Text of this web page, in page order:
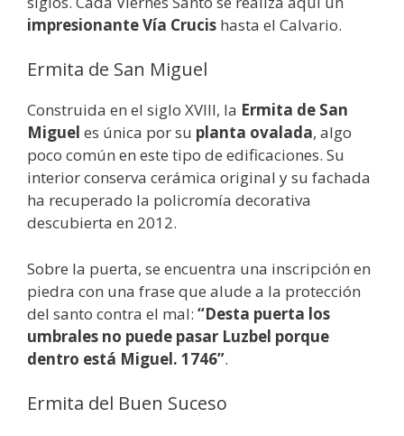
impresionante Vía Crucis hasta el Calvario.
Ermita de San Miguel
Construida en el siglo XVIII, la Ermita de San
Miguel es única por su planta ovalada, algo
poco común en este tipo de edificaciones. Su
interior conserva cerámica original y su fachada
ha recuperado la policromía decorativa
descubierta en 2012.
Sobre la puerta, se encuentra una inscripción en
piedra con una frase que alude a la protección
del santo contra el mal: “Desta puerta los
umbrales no puede pasar Luzbel porque
dentro está Miguel. 1746”.
Ermita del Buen Suceso